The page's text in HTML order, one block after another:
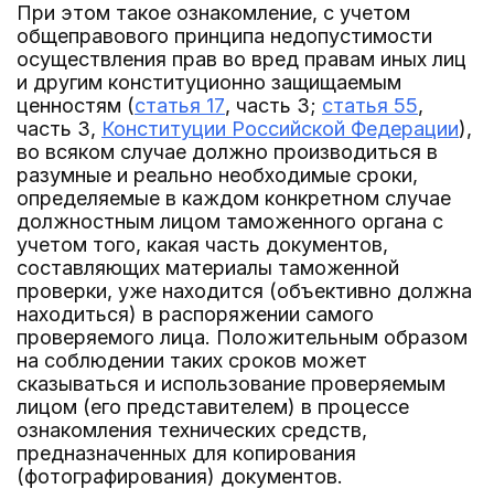
При этом такое ознакомление, с учетом
общеправового принципа недопустимости
осуществления прав во вред правам иных лиц
и другим конституционно защищаемым
ценностям (статья 17, часть 3; статья 55,
часть 3, Конституции Российской Федерации),
во всяком случае должно производиться в
разумные и реально необходимые сроки,
определяемые в каждом конкретном случае
должностным лицом таможенного органа с
учетом того, какая часть документов,
составляющих материалы таможенной
проверки, уже находится (объективно должна
находиться) в распоряжении самого
проверяемого лица. Положительным образом
на соблюдении таких сроков может
сказываться и использование проверяемым
лицом (его представителем) в процессе
ознакомления технических средств,
предназначенных для копирования
(фотографирования) документов.